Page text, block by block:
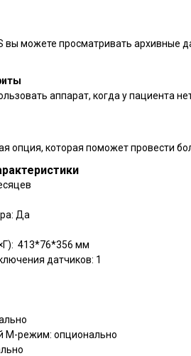
вы можете просматривать архивные
аппарат, когда у пациента
опция, которая поможет провести
Да
413*76*356 мм
датчиков: 1
М-режим: опционально